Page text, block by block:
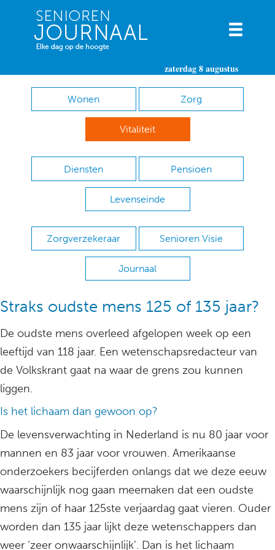
zaterdag 8 augustus
Wonen Zorg
Vitaliteit
Diensten Pensioen
Levenseinde
Zorgverzekeraar Senioren Visie
Journaal
Straks oudste mens 125 of 135 jaar?
De oudste mens overleed afgelopen week op een
leeftijd van 118 jaar. Een wetenschapsredacteur van
de Volkskrant gaat na waar de grens zou kunnen
liggen.
Is het lichaam dan gewoon op?
De levensverwachting in Nederland is nu 80 jaar voor
mannen en 83 jaar voor vrouwen. Amerikaanse
onderzoekers becijferden onlangs dat we deze eeuw
waarschijnlijk nog gaan meemaken dat een oudste
mens zijn of haar 125ste verjaardag gaat vieren. Ouder
worden dan 135 jaar lijkt deze wetenschappers dan
weer ‘zeer onwaarschijnlijk’. Dan is het lichaam